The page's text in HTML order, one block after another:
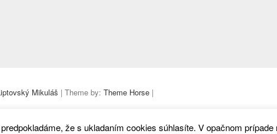
Mikuláš | Theme by: Theme Horse |
že s ukladaním cookies súhlasíte. V opačnom prípade